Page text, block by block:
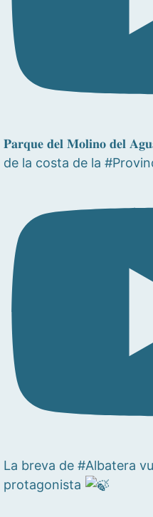
𝐏𝐚𝐫𝐪𝐮𝐞 𝐝𝐞𝐥 𝐌𝐨𝐥𝐢𝐧𝐨 𝐝𝐞𝐥
de la costa de la
La breva de #Albatera
protagonista